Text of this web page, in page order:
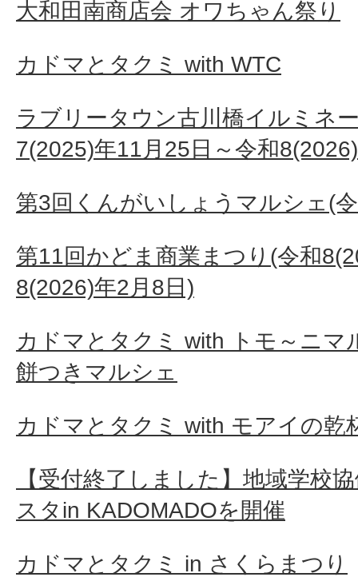
大和田南商店会 オワちゃん祭り
カドマとタクミ with WTC
ラブリータウン古川橋イルミネ
7(2025)年11月25日～令和
第3回くんがいしょうマルシェ(
第11回かどま商業まつり(令和
8(2026)年2月8日)
カドマとタクミ with トモ～ニマ
餅つきマルシェ
カドマとタクミ with モアイの乾
【受付終了しました】地域学校
スタin KADOMADOを開催
カドマとタクミ in さくらまつり